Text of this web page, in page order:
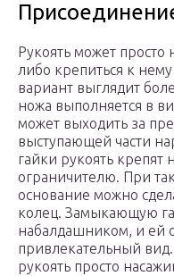
Рукоять может просто
либо крепиться к
вариант выглядит
ножа выполняется в
может выходить за
выступающей части
гайки рукоять крепят
ограничителю. При
основание можно
колец. Замыкающую
набалдашником, и ей
привлекательный
рукоять просто